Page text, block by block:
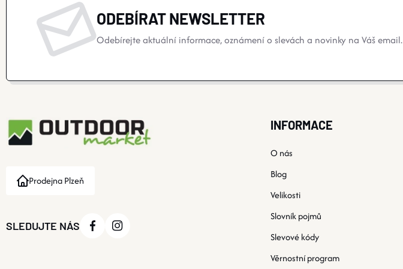
ODEBÍRAT NEWSLETTER
Odebírejte aktuální informace, oznámení o slevách a novinky na Váš email.
Prodejna Plzeň
SLEDUJTE NÁS
INFORMACE
O nás
Blog
Velikosti
Slovník pojmů
Slevové kódy
Věrnostní program